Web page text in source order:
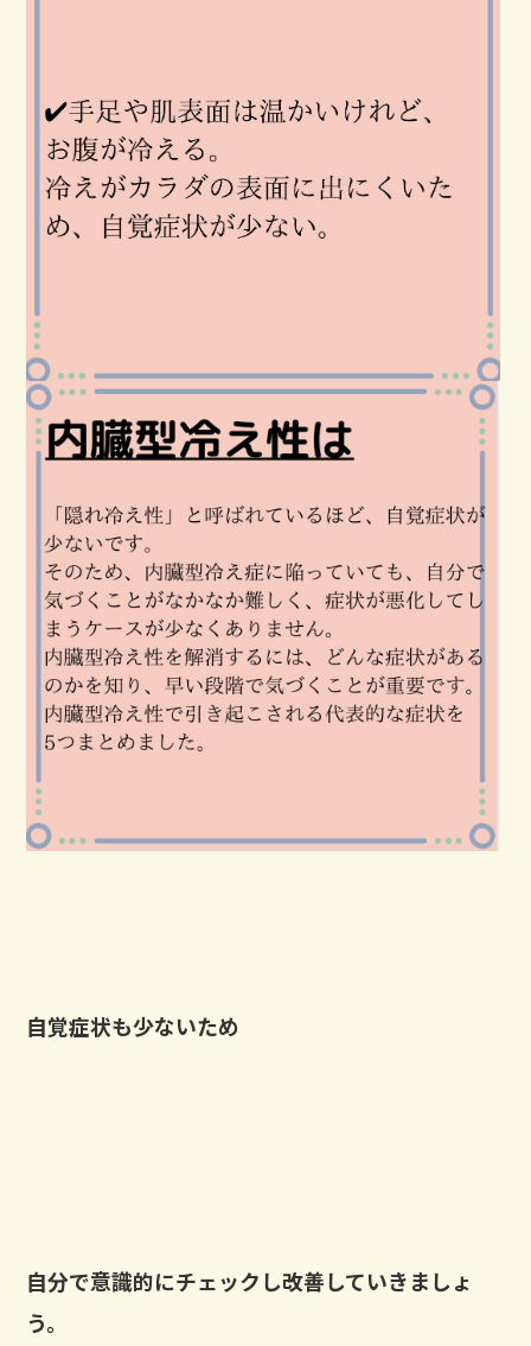
自覚症状も少ないため
自分で意識的にチェックし改善していきましょ
う。